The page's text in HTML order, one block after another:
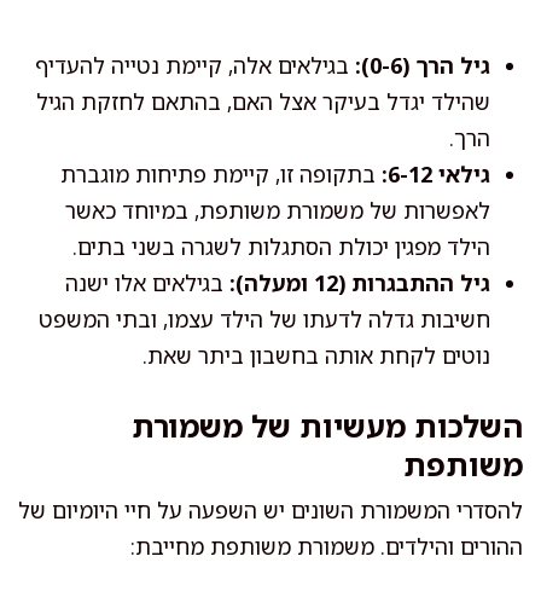
גיל הרך (0-6):
בגילאים אלה, קיימת נטייה להעדיף
שהילד יגדל בעיקר אצל האם, בהתאם לחזקת הגיל
הרך.
גילאי 6-12:
בתקופה זו, קיימת פתיחות מוגברת
לאפשרות של משמורת משותפת, במיוחד כאשר
הילד מפגין יכולת הסתגלות לשגרה בשני בתים.
גיל ההתבגרות (12 ומעלה):
בגילאים אלו ישנה
חשיבות גדלה לדעתו של הילד עצמו, ובתי המשפט
נוטים לקחת אותה בחשבון ביתר שאת.
השלכות מעשיות של משמורת
משותפת
להסדרי המשמורת השונים יש השפעה על חיי היומיום של
ההורים והילדים. משמורת משותפת מחייבת: